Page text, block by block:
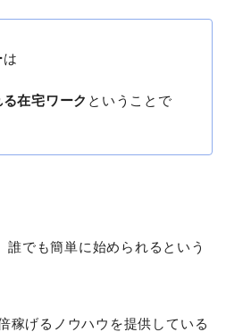
は
在宅ワーク ということで
でも簡単に始められるという
稼げるノウハウを提供している